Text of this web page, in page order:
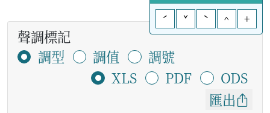
ˊ
ˇ ˋ ^ +
聲調標記
調型
調值
調號
XLS
PDF
ODS
匯出